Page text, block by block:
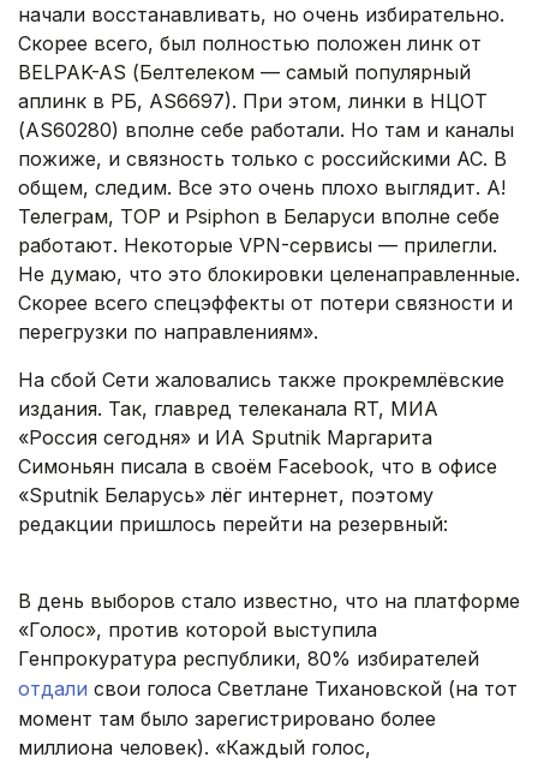
начали восстанавливать, но очень избирательно.
Скорее всего, был полностью положен линк от
BELPAK-AS (Белтелеком — самый популярный
аплинк в РБ, AS6697). При этом, линки в НЦОТ
(AS60280) вполне себе работали. Но там и каналы
пожиже, и связность только с российскими АС. В
общем, следим. Все это очень плохо выглядит. А!
Телеграм, ТОР и Psiphon в Беларуси вполне себе
работают. Некоторые VPN-сервисы — прилегли.
Не думаю, что это блокировки целенаправленные.
Скорее всего спецэффекты от потери связности и
перегрузки по направлениям».
На сбой Сети жаловались также прокремлёвские
издания. Так, главред телеканала RT, МИА
«Россия сегодня» и ИА Sputnik Маргарита
Симоньян писала в своём Facebook, что в офисе
«Sputnik Беларусь» лёг интернет, поэтому
редакции пришлось перейти на резервный:
В день выборов стало известно, что на платформе
«Голос», против которой выступила
Генпрокуратура республики, 80% избирателей
отдали свои голоса Светлане Тихановской (на тот
момент там было зарегистрировано более
миллиона человек). «Каждый голос,